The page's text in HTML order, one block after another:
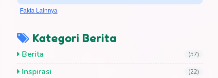
Fakta Lainnya
Kategori Berita
Berita (57)
Inspirasi (22)